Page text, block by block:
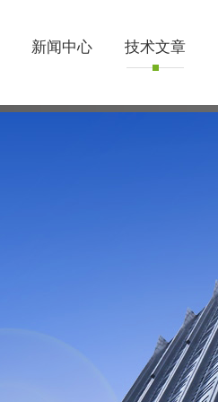
新闻中心 技术文章